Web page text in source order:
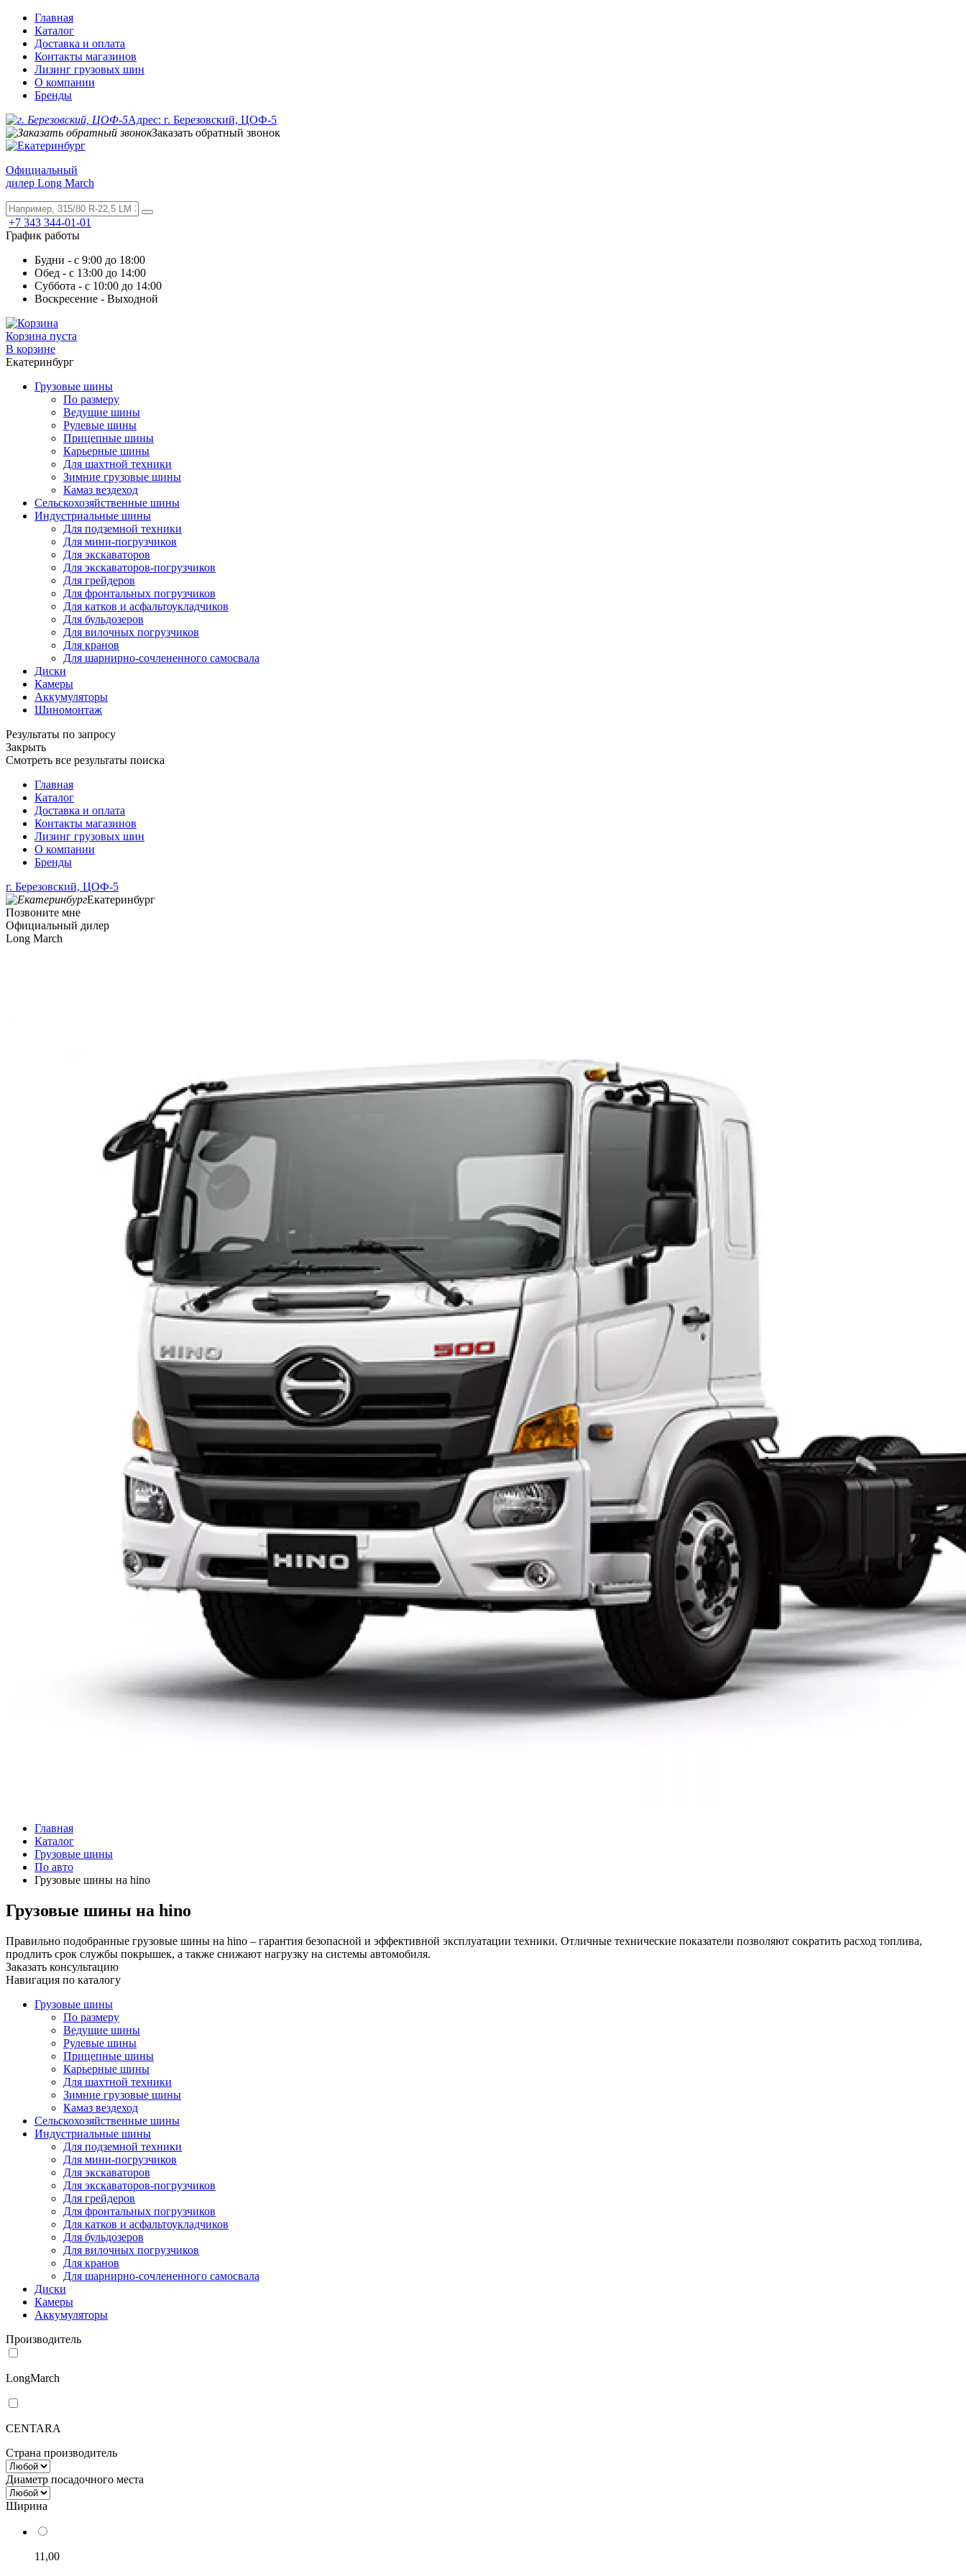
Главная
Каталог
Доставка и оплата
Контакты магазинов
Лизинг грузовых шин
О компании
Бренды
Адрес: г. Березовский, ЦОФ-5
Заказать обратный звонок
Официальный
дилер Long March
+7 343 344-01-01
График работы
Будни - с 9:00 до 18:00
Обед - с 13:00 до 14:00
Суббота - с 10:00 до 14:00
Воскресение - Выходной
Корзина пуста
В корзине
Екатеринбург
Грузовые шины
По размеру
Ведущие шины
Рулевые шины
Прицепные шины
Карьерные шины
Для шахтной техники
Зимние грузовые шины
Камаз вездеход
Сельскохозяйственные шины
Индустриальные шины
Для подземной техники
Для мини-погрузчиков
Для экскаваторов
Для экскаваторов-погрузчиков
Для грейдеров
Для фронтальных погрузчиков
Для катков и асфальтоукладчиков
Для бульдозеров
Для вилочных погрузчиков
Для кранов
Для шарнирно-сочлененного самосвала
Диски
Камеры
Аккумуляторы
Шиномонтаж
Результаты по запросу
Закрыть
Смотреть все результаты поиска
Главная
Каталог
Доставка и оплата
Контакты магазинов
Лизинг грузовых шин
О компании
Бренды
г. Березовский, ЦОФ-5
Екатеринбург
Позвоните мне
Официальный дилер
Long March
Главная
Каталог
Грузовые шины
По авто
Грузовые шины на hino
Грузовые шины на hino
Правильно подобранные грузовые шины на hino – гарантия безопасной и эффективной эксплуатации техники. Отличные технические показатели позволяют сократить расход топлива,
продлить срок службы покрышек, а также снижают нагрузку на системы автомобиля.
Заказать консультацию
Навигация по каталогу
Грузовые шины
По размеру
Ведущие шины
Рулевые шины
Прицепные шины
Карьерные шины
Для шахтной техники
Зимние грузовые шины
Камаз вездеход
Сельскохозяйственные шины
Индустриальные шины
Для подземной техники
Для мини-погрузчиков
Для экскаваторов
Для экскаваторов-погрузчиков
Для грейдеров
Для фронтальных погрузчиков
Для катков и асфальтоукладчиков
Для бульдозеров
Для вилочных погрузчиков
Для кранов
Для шарнирно-сочлененного самосвала
Диски
Камеры
Аккумуляторы
Производитель
LongMarch
CENTARA
Страна производитель
Диаметр посадочного места
Ширина
11,00